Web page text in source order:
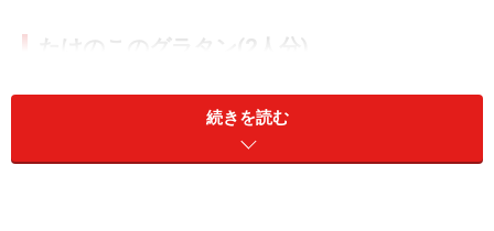
たけのこのグラタン(2人分)
■グラタンの材料
適宜 （下茹でしたものまた
は水煮）
続きを読む